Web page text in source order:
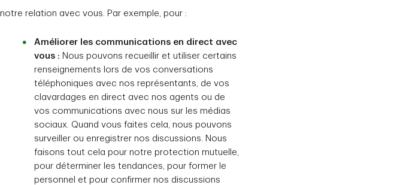
relation avec vous. Par exemple, pour :
Améliorer les communications en direct avec
vous : Nous pouvons recueillir et utiliser certains
renseignements lors de vos conversations
téléphoniques avec nos représentants, de vos
clavardages en direct avec nos agents ou de
vos communications avec nous sur les médias
sociaux. Quand vous faites cela, nous pouvons
surveiller ou enregistrer nos discussions. Nous
faisons tout cela pour notre protection mutuelle,
pour déterminer les tendances, pour former le
personnel et pour confirmer nos discussions